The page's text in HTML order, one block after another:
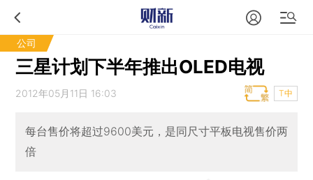
公司
三星计划下半年推出OLED电视
2012年05月11日 16:03 T中
每台售价将超过9600美元，是同尺寸平板电视售价两
倍